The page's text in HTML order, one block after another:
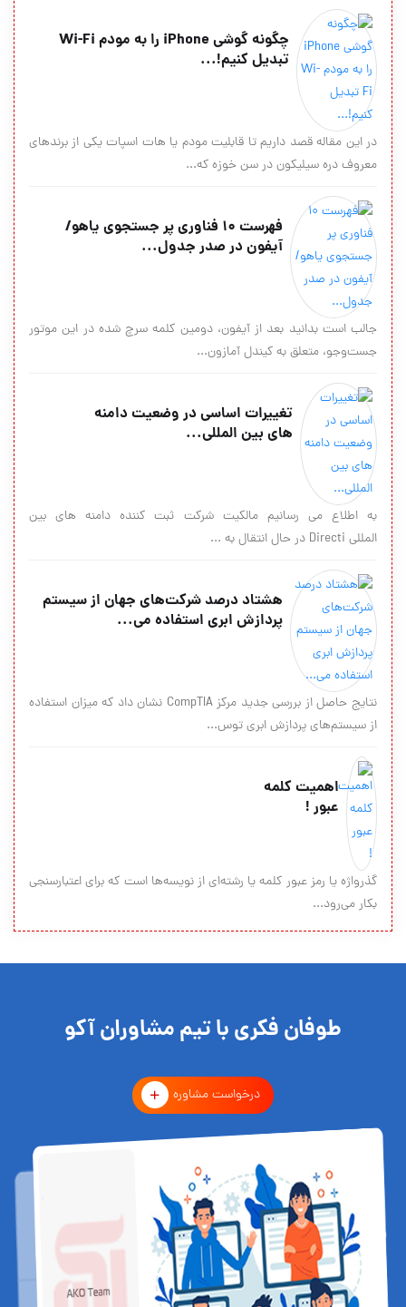
چگونه گوشی iPhone را به مودم Wi-Fi
تبدیل کنیم!...
در این مقاله قصد داریم تا قابلیت مودم یا هات اسپات یکی از برندهای
معروف دره سیلیکون در سن خوزه که...
فهرست 10 فناوری پر جستجوی یاهو/
آیفون در صدر جدول...
جالب است بدانید بعد از آیفون، دومین کلمه سرچ شده در این موتور
جست‌وجو، متعلق به کیندل آمازون...
تغییرات اساسی در وضعیت دامنه
های بین المللی...
به اطلاع می رسانیم مالکیت شرکت ثبت کننده دامنه های بین
المللی Directi در حال انتقال به ...
هشتاد درصد شرکت‌های جهان از سیستم
پردازش ابری استفاده می‌...
نتایج حاصل از بررسی جدید مرکز CompTIA نشان داد که میزان استفاده
از سیستم‌های پردازش ابری توس...
اهمیت كلمه
عبور !
گذرواژه یا رمز عبور کلمه یا رشته‌ای از نویسه‌ها است که برای اعتبارسنجی
بکار می‌رود...
طوفان فکری با تیم مشاوران آکو
درخواست مشاوره